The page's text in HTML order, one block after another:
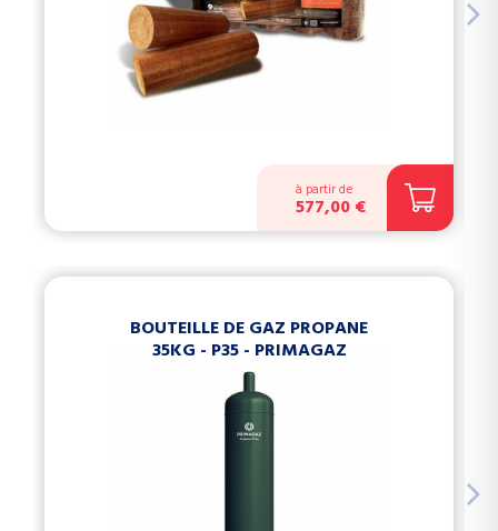
à partir de
577,00 €
BOUTEILLE DE GAZ PROPANE
35KG - P35 - PRIMAGAZ